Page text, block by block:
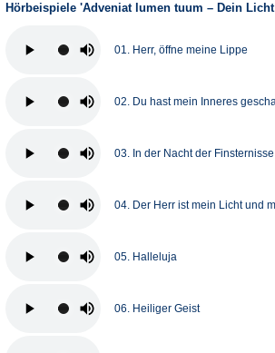
Hörbeispiele 'Adveniat lumen tuum – Dein
01. Herr, öffne meine Lippe
02. Du hast mein Inneres
03. In der Nacht der Finsternisse
04. Der Herr ist mein Licht und
05. Halleluja
06. Heiliger Geist